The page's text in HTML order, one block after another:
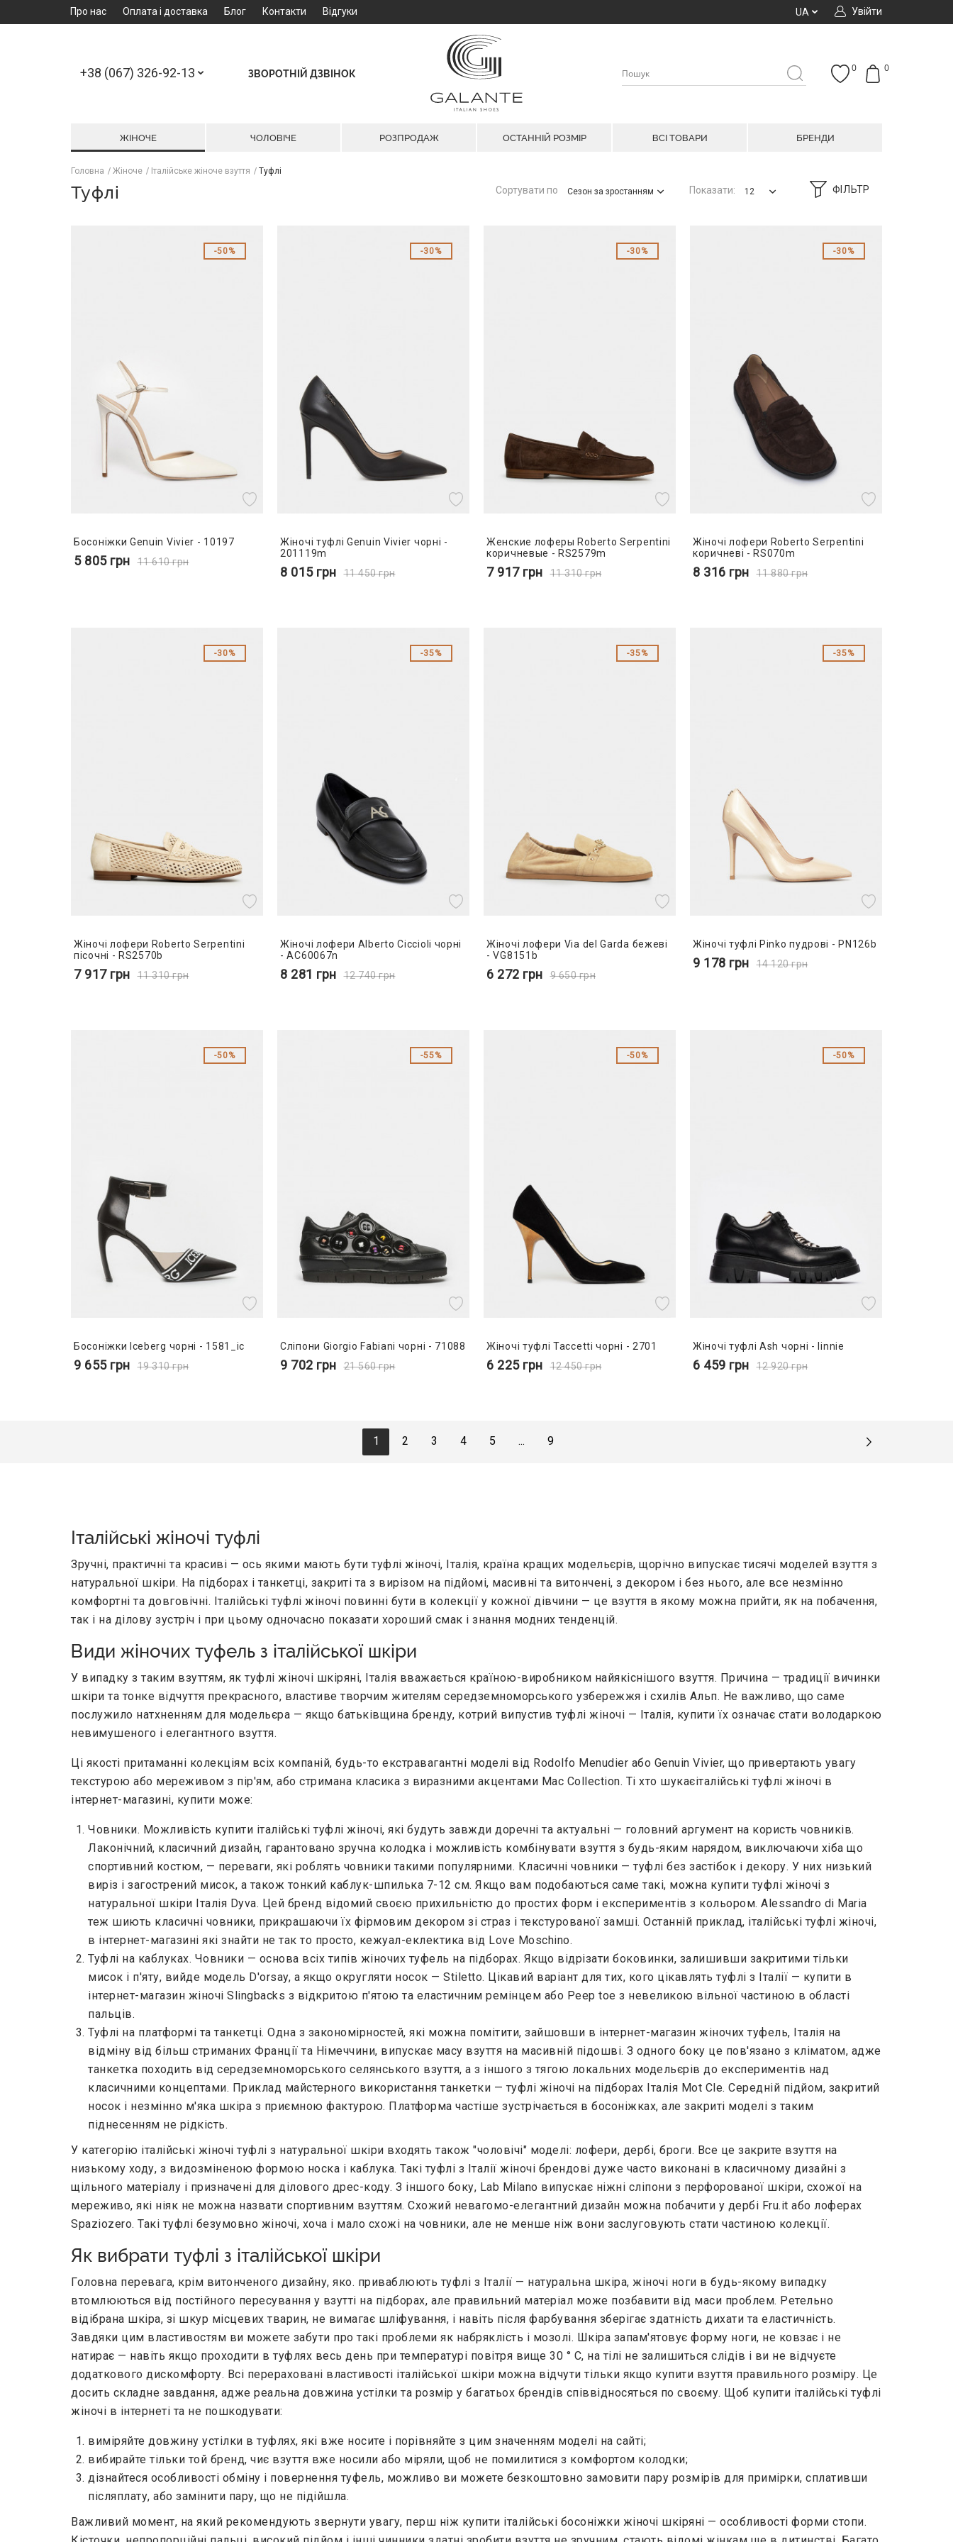
Про нас Оплата і доставка Блог Контакти Відгуки Увійти
UA
+38 (067) 326-92-13 ЗВОРОТНІЙ ДЗВІНОК
0
0
ЖІНОЧЕ ЧОЛОВІЧЕ РОЗПРОДАЖ ОСТАННІЙ РОЗМІР ВСІ ТОВАРИ БРЕНДИ
Головна Жіноче Італійське жіноче взуття Туфлі
Туфлі ФІЛЬТР
Сортувати по Сезон за зростанням Показати: 12
50%
Босоніжки Genuin Vivier - 10197
5 805 грн 11 610грн
30%
Жіночі туфлі Genuin Vivier чорні -
201119m
8 015 грн 11 450грн
30%
Женские лоферы Roberto Serpentini
коричневые - RS2579m
7 917 грн 11 310грн
30%
Жіночі лофери Roberto Serpentini
коричневі - RS070m
8 316 грн 11 880грн
30%
Жіночі лофери Roberto Serpentini
пісочні - RS2570b
7 917 грн 11 310грн
35%
Жіночі лофери Alberto Ciccioli чорні
- AC60067n
8 281 грн 12 740грн
35%
Жіночі лофери Via del Garda бежеві
- VG8151b
6 272 грн 9 650грн
35%
Жіночі туфлі Pinko пудрові - PN126b
9 178 грн 14 120грн
50%
Босоніжки Iceberg чорні - 1581_ic
9 655 грн 19 310грн
55%
Сліпони Giorgio Fabiani чорні - 71088
9 702 грн 21 560грн
50%
Жіночі туфлі Taccetti чорні - 2701
6 225 грн 12 450грн
50%
Жіночі туфлі Ash чорні - linnie
6 459 грн 12 920грн
1 2 3 4 5 ... 9
Італійські жіночі туфлі
Зручні, практичні та красиві — ось якими мають бути туфлі жіночі, Італія, країна кращих модельєрів, щорічно випускає тисячі моделей взуття з
натуральної шкіри. На підборах і танкетці, закриті та з вирізом на підйомі, масивні та витончені, з декором і без нього, але все незмінно
комфортні та довговічні. Італійські туфлі жіночі повинні бути в колекції у кожної дівчини — це взуття в якому можна прийти, як на побачення,
так і на ділову зустріч і при цьому одночасно показати хороший смак і знання модних тенденцій.
Види жіночих туфель з італійської шкіри
У випадку з таким взуттям, як туфлі жіночі шкіряні, Італія вважається країною-виробником найякіснішого взуття. Причина — традиції вичинки
шкіри та тонке відчуття прекрасного, властиве творчим жителям середземноморського узбережжя і схилів Альп. Не важливо, що саме
послужило натхненням для модельєра — якщо батьківщина бренду, котрий випустив туфлі жіночі — Італія, купити їх означає стати володаркою
невимушеного і елегантного взуття.
Ці якості притаманні колекціям всіх компаній, будь-то екстравагантні моделі від Rodolfo Menudier або Genuin Vivier, що привертають увагу
текстурою або мереживом з пір'ям, або стримана класика з виразними акцентами Mac Collection. Ті хто шукаєіталійські туфлі жіночі в
інтернет-магазині, купити може:
Човники. Можливість купити італійські туфлі жіночі, які будуть завжди доречні та актуальні — головний аргумент на користь човників.
Лаконічний, класичний дизайн, гарантовано зручна колодка і можливість комбінувати взуття з будь-яким нарядом, виключаючи хіба що
спортивний костюм, — переваги, які роблять човники такими популярними. Класичні човники — туфлі без застібок і декору. У них низький
виріз і загострений мисок, а також тонкий каблук-шпилька 7-12 см. Якщо вам подобаються саме такі, можна купити туфлі жіночі з
натуральної шкіри Італія Dyva. Цей бренд відомий своєю прихильністю до простих форм і експериментів з кольором. Alessandro di Maria
теж шиють класичні човники, прикрашаючи їх фірмовим декором зі страз і текстурованої замші. Останній приклад, італійські туфлі жіночі,
в інтернет-магазині які знайти не так то просто, кежуал-еклектика від Love Moschino.
Туфлі на каблуках. Човники — основа всіх типів жіночих туфель на підборах. Якщо відрізати боковинки, залишивши закритими тільки
мисок і п'яту, вийде модель D'orsay, а якщо округляти носок — Stiletto. Цікавий варіант для тих, кого цікавлять туфлі з Італії — купити в
інтернет-магазин жіночі Slingbacks з відкритою п'ятою та еластичним ремінцем або Peep toe з невеликою вільної частиною в області
пальців.
Туфлі на платформі та танкетці. Одна з закономірностей, які можна помітити, зайшовши в інтернет-магазин жіночих туфель, Італія на
відміну від більш стриманих Франції та Німеччини, випускає масу взуття на масивній підошві. З одного боку це пов'язано з кліматом, адже
танкетка походить від середземноморського селянського взуття, а з іншого з тягою локальних модельєрів до експериментів над
класичними концептами. Приклад майстерного використання танкетки — туфлі жіночі на підборах Італія Mot Cle. Середній підйом, закритий
носок і незмінно м'яка шкіра з приємною фактурою. Платформа частіше зустрічається в босоніжках, але закриті моделі з таким
піднесенням не рідкість.
У категорію італійські жіночі туфлі з натуральної шкіри входять також "чоловічі" моделі: лофери, дербі, броги. Все це закрите взуття на
низькому ходу, з видозміненою формою носка і каблука. Такі туфлі з Італії жіночі брендові дуже часто виконані в класичному дизайні з
щільного матеріалу і призначені для ділового дрес-коду. З іншого боку, Lab Milano випускає ніжні сліпони з перфорованої шкіри, схожої на
мереживо, які ніяк не можна назвати спортивним взуттям. Схожий невагомо-елегантний дизайн можна побачити у дербі Fru.it або лоферах
Spaziozero. Такі туфлі безумовно жіночі, хоча і мало схожі на човники, але не менше ніж вони заслуговують стати частиною колекції.
Як вибрати туфлі з італійської шкіри
Головна перевага, крім витонченого дизайну, яко. приваблюють туфлі з Італії — натуральна шкіра, жіночі ноги в будь-якому випадку
втомлюються від постійного пересування у взутті на підборах, але правильний матеріал може позбавити від маси проблем. Ретельно
відібрана шкіра, зі шкур місцевих тварин, не вимагає шліфування, і навіть після фарбування зберігає здатність дихати та еластичність.
Завдяки цим властивостям ви можете забути про такі проблеми як набряклість і мозолі. Шкіра запам'ятовує форму ноги, не ковзає і не
натирає — навіть якщо проходити в туфлях весь день при температурі повітря вище 30 ° С, на тілі не залишиться слідів і ви не відчуєте
додаткового дискомфорту. Всі перераховані властивості італійської шкіри можна відчути тільки якщо купити взуття правильного розміру. Це
досить складне завдання, адже реальна довжина устілки та розмір у багатьох брендів співвідносяться по своєму. Щоб купити італійські туфлі
жіночі в інтернеті та не пошкодувати:
виміряйте довжину устілки в туфлях, які вже носите і порівняйте з цим значенням моделі на сайті;
вибирайте тільки той бренд, чиє взуття вже носили або міряли, щоб не помилитися з комфортом колодки;
дізнайтеся особливості обміну і повернення туфель, можливо ви можете безкоштовно замовити пару розмірів для примірки, сплативши
післяплату, або замінити пару, що не підійшла.
Важливий момент, на який рекомендують звернути увагу, перш ніж купити італійські босоніжки жіночі шкіряні — особливості форми стопи.